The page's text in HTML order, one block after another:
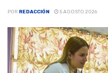
POR REDACCIÓN 5 AGOSTO 2026